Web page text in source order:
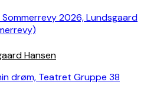
2026, Lundsgaard
Hansen